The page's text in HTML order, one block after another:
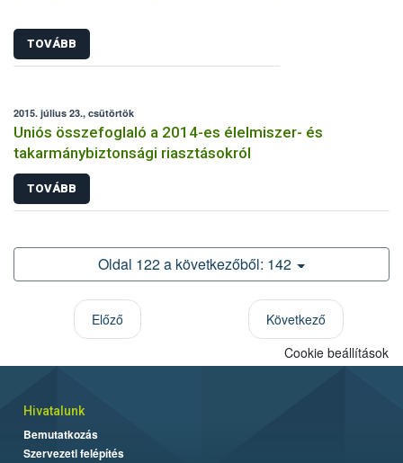
TOVÁBB
2015. július 23., csütörtök
Uniós összefoglaló a 2014-es élelmiszer- és
takarmánybiztonsági riasztásokról
TOVÁBB
Oldal 122 a következőből: 142
Előző
Következő
Cookie beállítások
Hivatalunk
Bemutatkozás
Szervezeti felépítés